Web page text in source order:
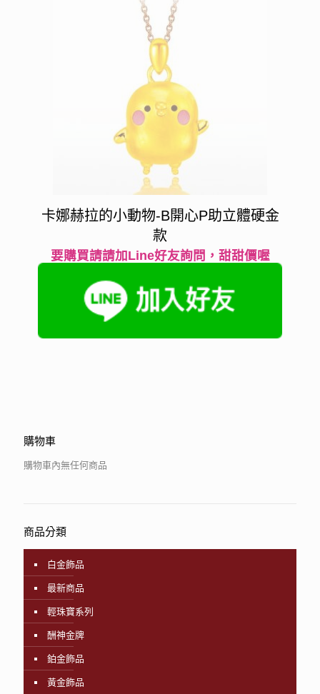
卡娜赫拉的小動物-B開心P助立體硬金
款
要購買請請加Line好友詢問，甜甜價喔
購物車
購物車內無任何商品
商品分類
白金飾品
最新商品
輕珠寶系列
酬神金牌
鉑金飾品
黃金飾品